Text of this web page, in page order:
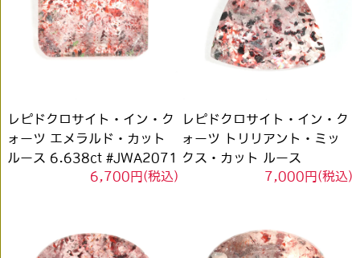
レピドクロサイト・イン・ク
ォーツ エメラルド・カット
ルース 6.638ct #JWA2071
6,700円(税込)
レピドクロサイト・イン・ク
ォーツ トリリアント・ミッ
クス・カット ルース
6.924ct #JWA20727,000円(税込)